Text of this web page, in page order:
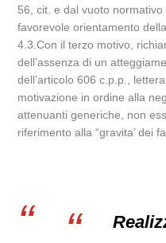
56, cit. e dal vuoto normativo
favorevole orientamento
4.3.Con il terzo motivo,
dell’assenza di un
dell’articolo 606 c.p.p.,
motivazione in ordine alla
attenuanti generiche, non
riferimento alla “gravita’ dei